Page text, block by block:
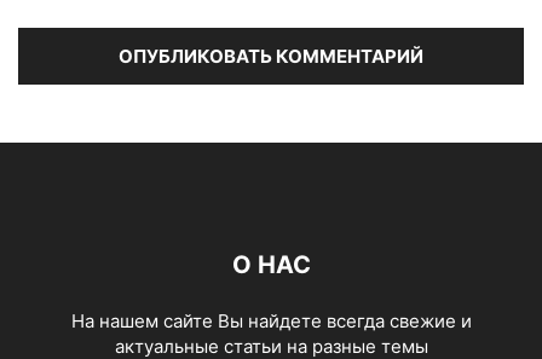
О НАС
На нашем сайте Вы найдете всегда свежие и
актуальные статьи на разные темы